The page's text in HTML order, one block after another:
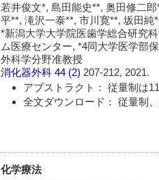
若井俊文*, 島田能史**, 奥田修二
平**, 滝沢一泰**, 市川寛**, 坂田純
*新潟大学大学院医歯学総合研究
ム医療センター, *4同大学医学部
外科学分野准教授
消化器外科 44 (2) 207-212, 2021.
アブストラクト： 従量制は
全文ダウンロード： 従量制
化学療法